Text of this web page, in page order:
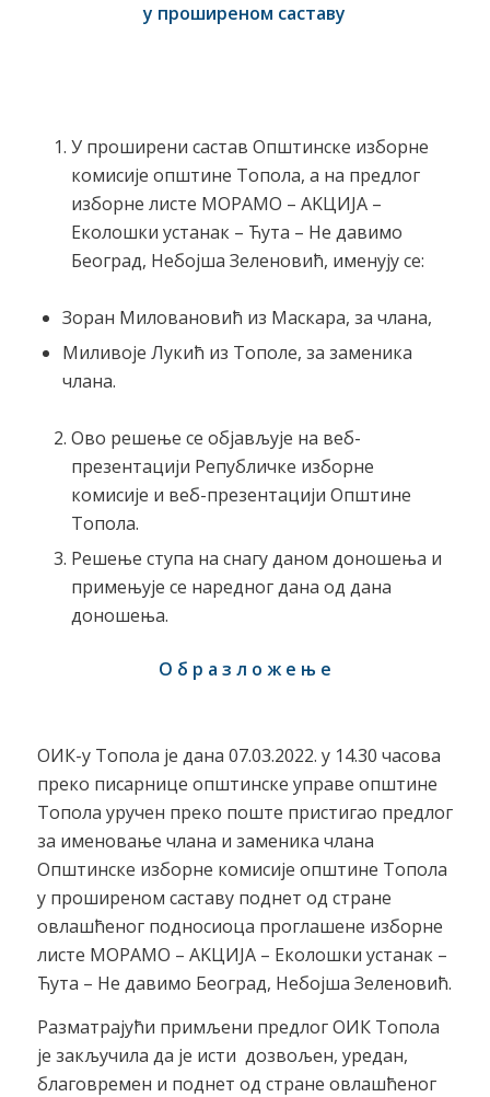
у проширеном саставу
У проширени састав Општинске изборне
комисије општине Топола, а на предлог
изборне листе МOРАМО – AKЦИЈА –
Eколошки устанак – Ћута – Не давимо
Београд, Небојша Зеленовић, именују се:
Зоран Миловановић из Маскара, за члана,
Миливоје Лукић из Тополе, за заменика
члана.
Ово решење се објављује на веб-
презентацији Републичке изборне
комисије и веб-презентацији Општине
Топола.
Решење ступа на снагу даном доношења и
примењује се наредног дана од дана
доношења.
О б р а з л о ж е њ е
ОИК-у Топола је дана 07.03.2022. у 14.30 часова
преко писарнице општинске управе општине
Топола уручен преко поште пристигао предлог
за именовање члана и заменика члана
Општинске изборне комисије општине Топола
у проширеном саставу поднет од стране
овлашћеног подносиоца проглашене изборне
листе МOРАМО – AKЦИЈА – Eколошки устанак –
Ћута – Не давимо Београд, Небојша Зеленовић.
Разматрајући примљени предлог ОИК Топола
је закључила да је исти дозвољен, уредан,
благовремен и поднет од стране овлашћеног